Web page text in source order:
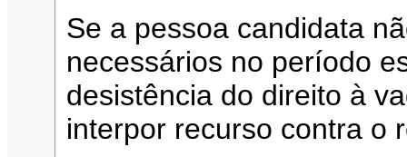
Se a pessoa candidata
necessários no período
desistência do direito à
interpor recurso contra o